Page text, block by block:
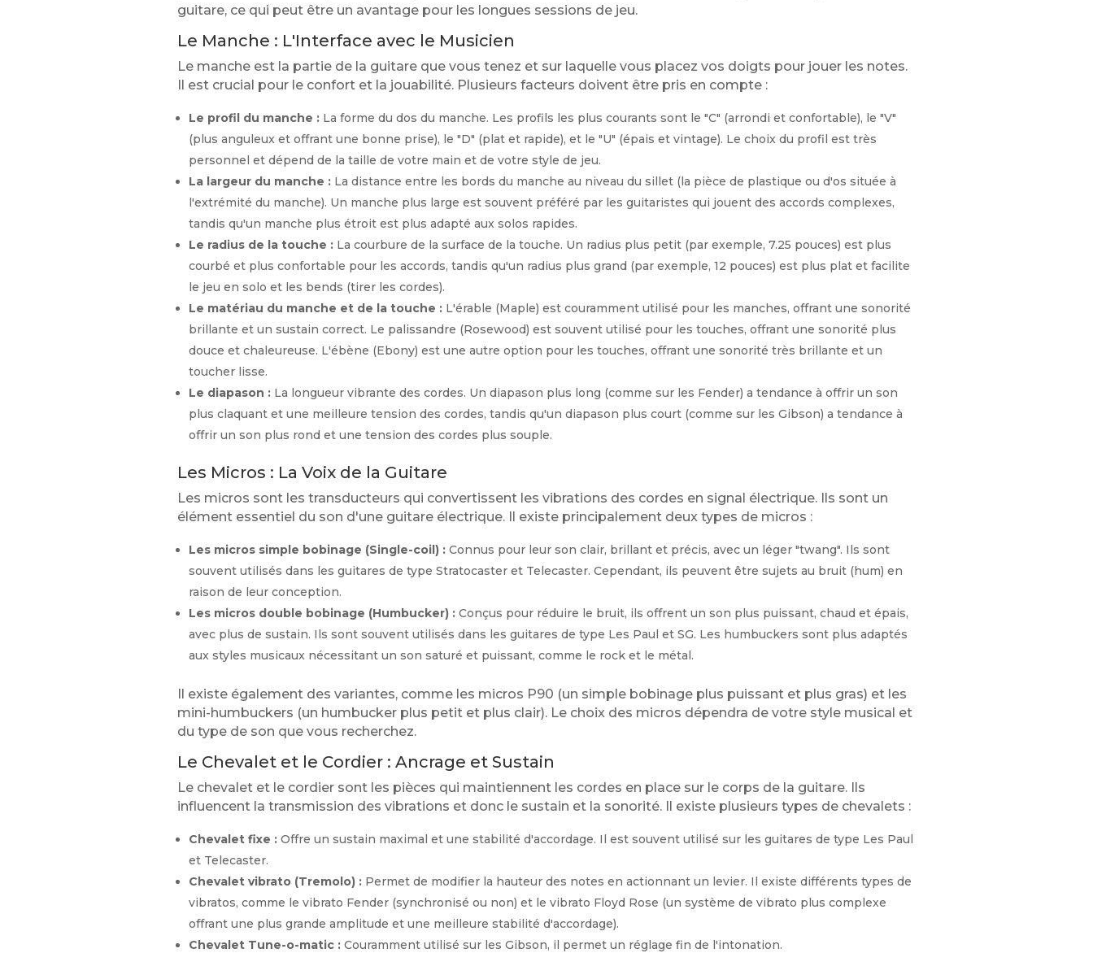
guitare, ce qui peut être un avantage pour les longues sessions de jeu.
Le Manche : L'Interface avec le Musicien
Le manche est la partie de la guitare que vous tenez et sur laquelle vous placez vos doigts pour jouer les notes.
Il est crucial pour le confort et la jouabilité. Plusieurs facteurs doivent être pris en compte :
Le profil du manche : La forme du dos du manche. Les profils les plus courants sont le "C" (arrondi et confortable), le "V"
(plus anguleux et offrant une bonne prise), le "D" (plat et rapide), et le "U" (épais et vintage). Le choix du profil est très
personnel et dépend de la taille de votre main et de votre style de jeu.
La largeur du manche : La distance entre les bords du manche au niveau du sillet (la pièce de plastique ou d'os située à
l'extrémité du manche). Un manche plus large est souvent préféré par les guitaristes qui jouent des accords complexes,
tandis qu'un manche plus étroit est plus adapté aux solos rapides.
Le radius de la touche : La courbure de la surface de la touche. Un radius plus petit (par exemple, 7.25 pouces) est plus
courbé et plus confortable pour les accords, tandis qu'un radius plus grand (par exemple, 12 pouces) est plus plat et facilite
le jeu en solo et les bends (tirer les cordes).
Le matériau du manche et de la touche : L'érable (Maple) est couramment utilisé pour les manches, offrant une sonorité
brillante et un sustain correct. Le palissandre (Rosewood) est souvent utilisé pour les touches, offrant une sonorité plus
douce et chaleureuse. L'ébène (Ebony) est une autre option pour les touches, offrant une sonorité très brillante et un
toucher lisse.
Le diapason : La longueur vibrante des cordes. Un diapason plus long (comme sur les Fender) a tendance à offrir un son
plus claquant et une meilleure tension des cordes, tandis qu'un diapason plus court (comme sur les Gibson) a tendance à
offrir un son plus rond et une tension des cordes plus souple.
Les Micros : La Voix de la Guitare
Les micros sont les transducteurs qui convertissent les vibrations des cordes en signal électrique. Ils sont un
élément essentiel du son d'une guitare électrique. Il existe principalement deux types de micros :
Les micros simple bobinage (Single-coil) : Connus pour leur son clair, brillant et précis, avec un léger "twang". Ils sont
souvent utilisés dans les guitares de type Stratocaster et Telecaster. Cependant, ils peuvent être sujets au bruit (hum) en
raison de leur conception.
Les micros double bobinage (Humbucker) : Conçus pour réduire le bruit, ils offrent un son plus puissant, chaud et épais,
avec plus de sustain. Ils sont souvent utilisés dans les guitares de type Les Paul et SG. Les humbuckers sont plus adaptés
aux styles musicaux nécessitant un son saturé et puissant, comme le rock et le métal.
Il existe également des variantes, comme les micros P90 (un simple bobinage plus puissant et plus gras) et les
mini-humbuckers (un humbucker plus petit et plus clair). Le choix des micros dépendra de votre style musical et
du type de son que vous recherchez.
Le Chevalet et le Cordier : Ancrage et Sustain
Le chevalet et le cordier sont les pièces qui maintiennent les cordes en place sur le corps de la guitare. Ils
influencent la transmission des vibrations et donc le sustain et la sonorité. Il existe plusieurs types de chevalets :
Chevalet fixe : Offre un sustain maximal et une stabilité d'accordage. Il est souvent utilisé sur les guitares de type Les Paul
et Telecaster.
Chevalet vibrato (Tremolo) : Permet de modifier la hauteur des notes en actionnant un levier. Il existe différents types de
vibratos, comme le vibrato Fender (synchronisé ou non) et le vibrato Floyd Rose (un système de vibrato plus complexe
offrant une plus grande amplitude et une meilleure stabilité d'accordage).
Chevalet Tune-o-matic : Couramment utilisé sur les Gibson, il permet un réglage fin de l'intonation.